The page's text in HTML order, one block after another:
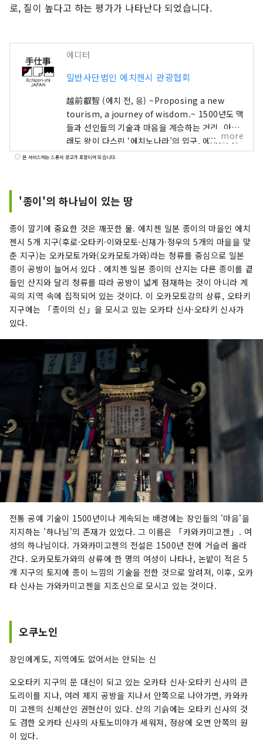
로, 질이 높다고 하는 평가가 나타난다 되었습니다.
에디터
일반사단법인 에치젠시 관광협회
越前叡智 (에치 전, 응) ~Proposing a new
tourism, a journey of wisdom.~ 1500년도 맥
들과 선인들의 기술과 마음을 계승하는 거리. 아무
래도 왕이 다스린 ‘에치노나라’의 입구, 에치젠. 한
때 일본해 너머에서 최첨단 기술과 문화가 가장 먼
나 여기에서 사는 사람들 중에 인류가 다음 1000년
에 종사해 나가고 싶은 보편의 지혜가 숨쉬고 있습
니다. 지금 이 땅에서, 국경이나 시공간을 넘어 교
류하는 것으로 태어나는 미래가 있습니다. 빛을 찾
는 새로운 탐구 여행. 환영합니다, 에치젠에.
more
본 서비스에는 스폰서 광고가 포함되어 있습니다.
'종이'의 하나님이 있는 땅
종이 깔기에 중요한 것은 깨끗한 물. 에치젠 일본 종이의 마을인 에치
젠시 5개 지구(후로·오타키·이와모토·신재가·정우의 5개의 마을을 맞
춘 지구)는 오카모토가와(오카모토가와)라는 청류를 중심으로 일본
종이 공방이 늘어서 있다 . 에치젠 일본 종이의 산지는 다른 종이를 곁
들인 산지와 달리 청류를 따라 공방이 넓게 점재하는 것이 아니라 계
곡의 지역 속에 집적되어 있는 것이다. 이 오카모토강의 상류, 오타키
지구에는 「종이의 신」을 모시고 있는 오카타 신사·오타키 신사가
있다.
전통 공예 기술이 1500년이나 계속되는 배경에는 장인들의 '마음'을
지지하는 '하나님'의 존재가 있었다. 그 이름은 「카와카미고젠」. 여
성의 하나님이다. 가와카미고젠의 전설은 1500년 전에 거슬러 올라
간다. 오카모토가와의 상류에 한 명의 여성이 나타나, 논밭이 적은 5
개 지구의 토지에 종이 느낌의 기술을 전한 것으로 알려져, 이후, 오카
타 신사는 가와카미고젠을 지조신으로 모시고 있는 것이다.
오쿠노인
장인에게도, 지역에도 없어서는 안되는 신
오오타키 지구의 문 대신이 되고 있는 오카타 신사·오타키 신사의 큰
도리이를 지나, 여러 제지 공방을 지나서 안쪽으로 나아가면, 카와카
미 고젠의 신체산인 권현산이 있다. 산의 기슭에는 오타키 신사의 것
도 겸한 오카타 신사의 사토노미야가 세워져, 정상에 오면 안쪽의 원
이 있다.